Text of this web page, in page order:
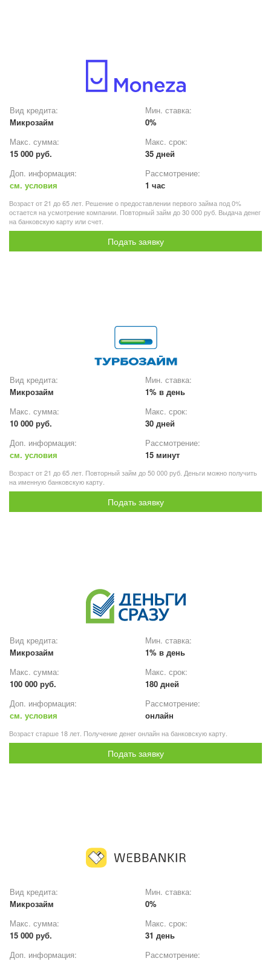
Вид кредита:
Микрозайм
Мин. ставка:
0%
Макс. сумма:
15 000 руб.
Макс. срок:
35 дней
Доп. информация:
см. условия
Рассмотрение:
1 час
Возраст от 21 до 65 лет. Решение о предоставлении первого займа под 0%
остается на усмотрение компании. Повторный займ до 30 000 руб. Выдача денег
на банковскую карту или счет.
Подать заявку
Вид кредита:
Микрозайм
Мин. ставка:
1% в день
Макс. сумма:
10 000 руб.
Макс. срок:
30 дней
Доп. информация:
см. условия
Рассмотрение:
15 минут
Возраст от 21 до 65 лет. Повторный займ до 50 000 руб. Деньги можно получить
на именную банковскую карту.
Подать заявку
Вид кредита:
Микрозайм
Мин. ставка:
1% в день
Макс. сумма:
100 000 руб.
Макс. срок:
180 дней
Доп. информация:
см. условия
Рассмотрение:
онлайн
Возраст старше 18 лет. Получение денег онлайн на банковскую карту.
Подать заявку
Вид кредита:
Микрозайм
Мин. ставка:
0%
Макс. сумма:
15 000 руб.
Макс. срок:
31 день
Доп. информация:
Рассмотрение: